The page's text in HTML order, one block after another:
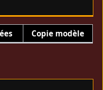
Copie modèle